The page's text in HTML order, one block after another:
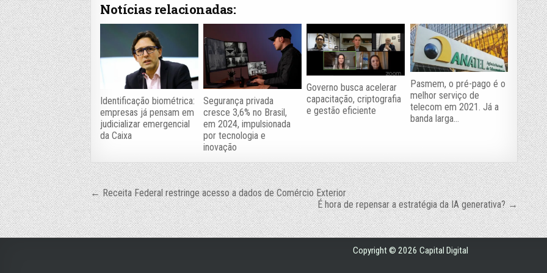
Notícias relacionadas:
Identificação biométrica:
empresas já pensam em
judicializar emergencial
da Caixa
Segurança privada
cresce 3,6% no Brasil,
em 2024, impulsionada
por tecnologia e
inovação
Governo busca acelerar
capacitação, criptografia
e gestão eficiente
Pasmem, o pré-pago é o
melhor serviço de
telecom em 2021. Já a
banda larga…
Navegação
de
Post
← Receita Federal restringe acesso a dados de Comércio Exterior
É hora de repensar a estratégia da IA generativa? →
Copyright © 2026 Capital Digital